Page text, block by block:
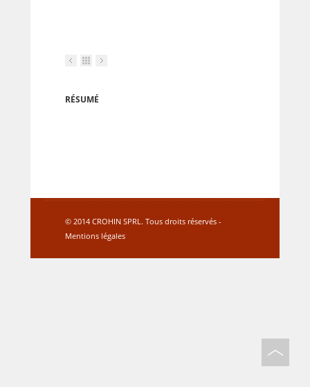
RÉSUMÉ
© 2014 CROHIN SPRL. Tous droits réservés -
Mentions légales